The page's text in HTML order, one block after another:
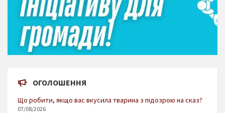
ОГОЛОШЕННЯ
Що робити, якщо вас вкусила тварина з підозрою на сказ?
07/08/2026